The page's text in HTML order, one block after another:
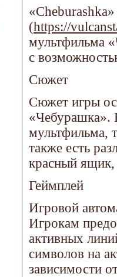
(https://
мультфильма
с
Сюжет
Сюжет игры
«Чебурашка».
мультфильма,
также есть
красный
Геймплей
Игровой
Игрокам
активных
символов на
зависимости